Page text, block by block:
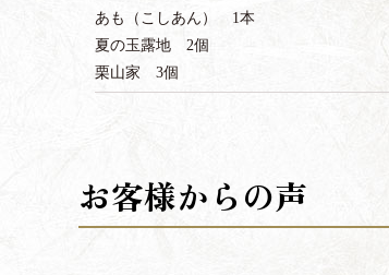
あも（こしあん） 1本
夏の玉露地 2個
栗山家 3個